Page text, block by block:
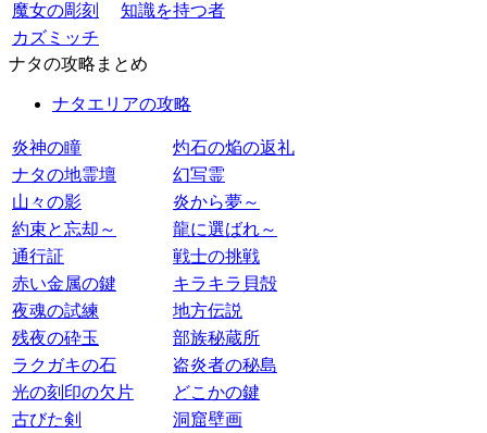
魔女の彫刻
知識を持つ者
カズミッチ
ナタの攻略まとめ
ナタエリアの攻略
炎神の瞳
灼石の焔の返礼
ナタの地霊壇
幻写霊
山々の影
炎から夢～
約束と忘却～
龍に選ばれ～
通行証
戦士の挑戦
赤い金属の鍵
キラキラ貝殻
夜魂の試練
地方伝説
残夜の砕玉
部族秘蔵所
ラクガキの石
盗炎者の秘島
光の刻印の欠片
どこかの鍵
古びた剣
洞窟壁画